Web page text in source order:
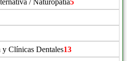
/ Naturopatía5
Clínicas Dentales13